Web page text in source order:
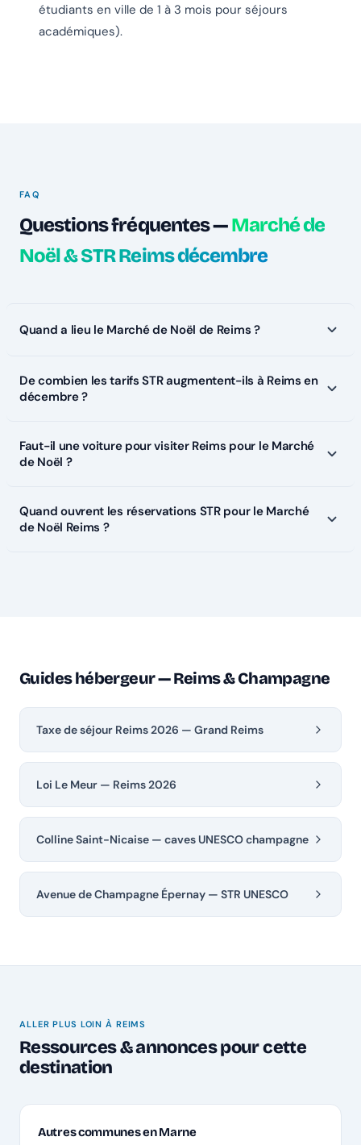
étudiants en ville de 1 à 3 mois pour séjours
académiques).
FAQ
Questions fréquentes —Marché de
Noël & STR Reims décembre
Quand a lieu le Marché de Noël de Reims ?
De combien les tarifs STR augmentent-ils à Reims en
décembre ?
Faut-il une voiture pour visiter Reims pour le Marché
de Noël ?
Quand ouvrent les réservations STR pour le Marché
de Noël Reims ?
Guides hébergeur — Reims & Champagne
Taxe de séjour Reims 2026 — Grand Reims
Loi Le Meur — Reims 2026
Colline Saint-Nicaise — caves UNESCO champagne
Avenue de Champagne Épernay — STR UNESCO
ALLER PLUS LOIN À REIMS
Ressources & annonces pour cette
destination
Autres communes en Marne